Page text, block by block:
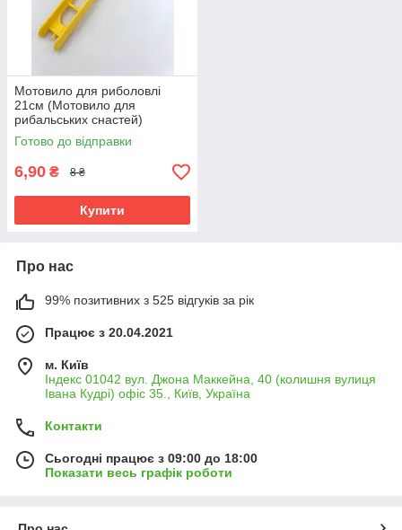
Мотовило для риболовлі
21см (Мотовило для
рибальських снастей)
Готово до відправки
6,90 ₴ 8 ₴
Купити
Про нас
99% позитивних з 525 відгуків за рік
Працює з 20.04.2021
м. Київ
Індекс 01042 вул. Джона Маккейна, 40 (колишня вулиця
Івана Кудрі) офіс 35., Київ, Україна
Контакти
Сьогодні працює з 09:00 до 18:00
Показати весь графік роботи